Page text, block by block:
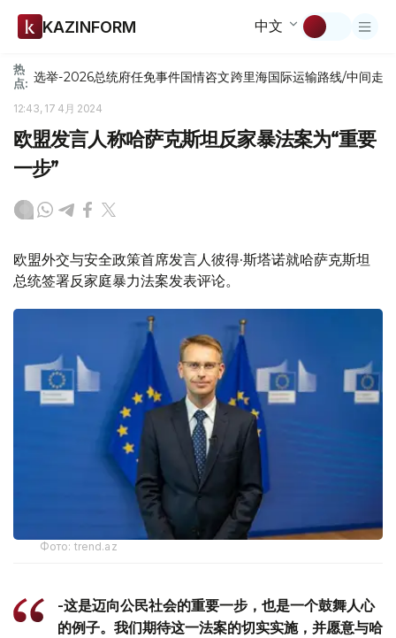
KAZINFORM 中文
热
点: 选举-2026总统府任免事件国情咨文跨里海国际运输路线/中间走廊
12:43, 17 4月 2024
欧盟发言人称哈萨克斯坦反家暴法案为“重要
一步”
欧盟外交与安全政策首席发言人彼得·斯塔诺就哈萨克斯坦
总统签署反家庭暴力法案发表评论。
Фото: trend.az
-这是迈向公民社会的重要一步，也是一个鼓舞人心
的例子。我们期待这一法案的切实实施，并愿意与哈